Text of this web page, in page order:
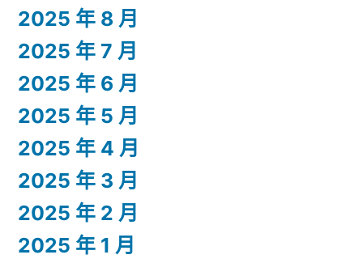
2025 年 8 月
2025 年 7 月
2025 年 6 月
2025 年 5 月
2025 年 4 月
2025 年 3 月
2025 年 2 月
2025 年 1 月